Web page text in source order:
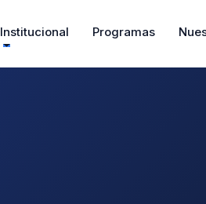
Institucional Programas